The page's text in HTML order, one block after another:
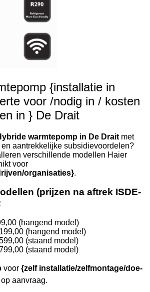
{installatie in
voor /nodig in / kosten
in } De Drait
warmtepomp in De Drait met
aantrekkelijke subsidievoordelen?
verschillende modellen Haier
voor
organisaties}.
(prijzen na aftrek ISDE-
(hangend model)
(hangend model)
(staand model)
(staand model)
voor {zelf installatie/zelfmontage/doe-
aanvraag.